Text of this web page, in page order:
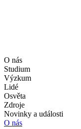
O nás
Studium
Výzkum
Lidé
Osvěta
Zdroje
Novinky a události
O nás